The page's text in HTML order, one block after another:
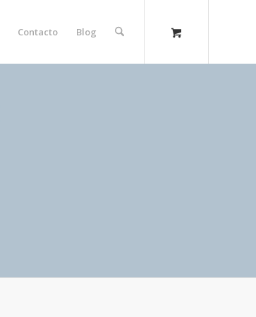
Contacto Blog